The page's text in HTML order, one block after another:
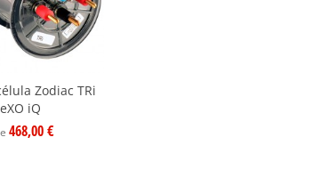
Zodiac TRi
iQ
468,00 €